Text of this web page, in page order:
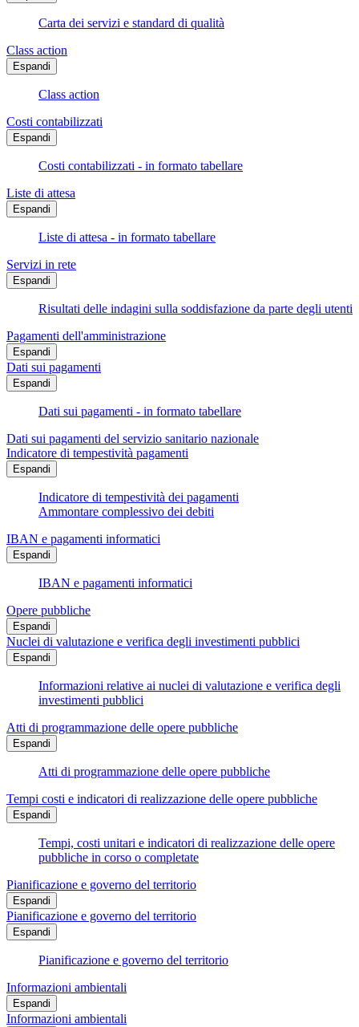
Carta dei servizi e standard di qualità
Class action
Espandi
Class action
Costi contabilizzati
Espandi
Costi contabilizzati - in formato tabellare
Liste di attesa
Espandi
Liste di attesa - in formato tabellare
Servizi in rete
Espandi
Risultati delle indagini sulla soddisfazione da parte degli utenti
Pagamenti dell'amministrazione
Espandi
Dati sui pagamenti
Espandi
Dati sui pagamenti - in formato tabellare
Dati sui pagamenti del servizio sanitario nazionale
Indicatore di tempestività pagamenti
Espandi
Indicatore di tempestività dei pagamenti
Ammontare complessivo dei debiti
IBAN e pagamenti informatici
Espandi
IBAN e pagamenti informatici
Opere pubbliche
Espandi
Nuclei di valutazione e verifica degli investimenti pubblici
Espandi
Informazioni relative ai nuclei di valutazione e verifica degli
investimenti pubblici
Atti di programmazione delle opere pubbliche
Espandi
Atti di programmazione delle opere pubbliche
Tempi costi e indicatori di realizzazione delle opere pubbliche
Espandi
Tempi, costi unitari e indicatori di realizzazione delle opere
pubbliche in corso o completate
Pianificazione e governo del territorio
Espandi
Pianificazione e governo del territorio
Espandi
Pianificazione e governo del territorio
Informazioni ambientali
Espandi
Informazioni ambientali